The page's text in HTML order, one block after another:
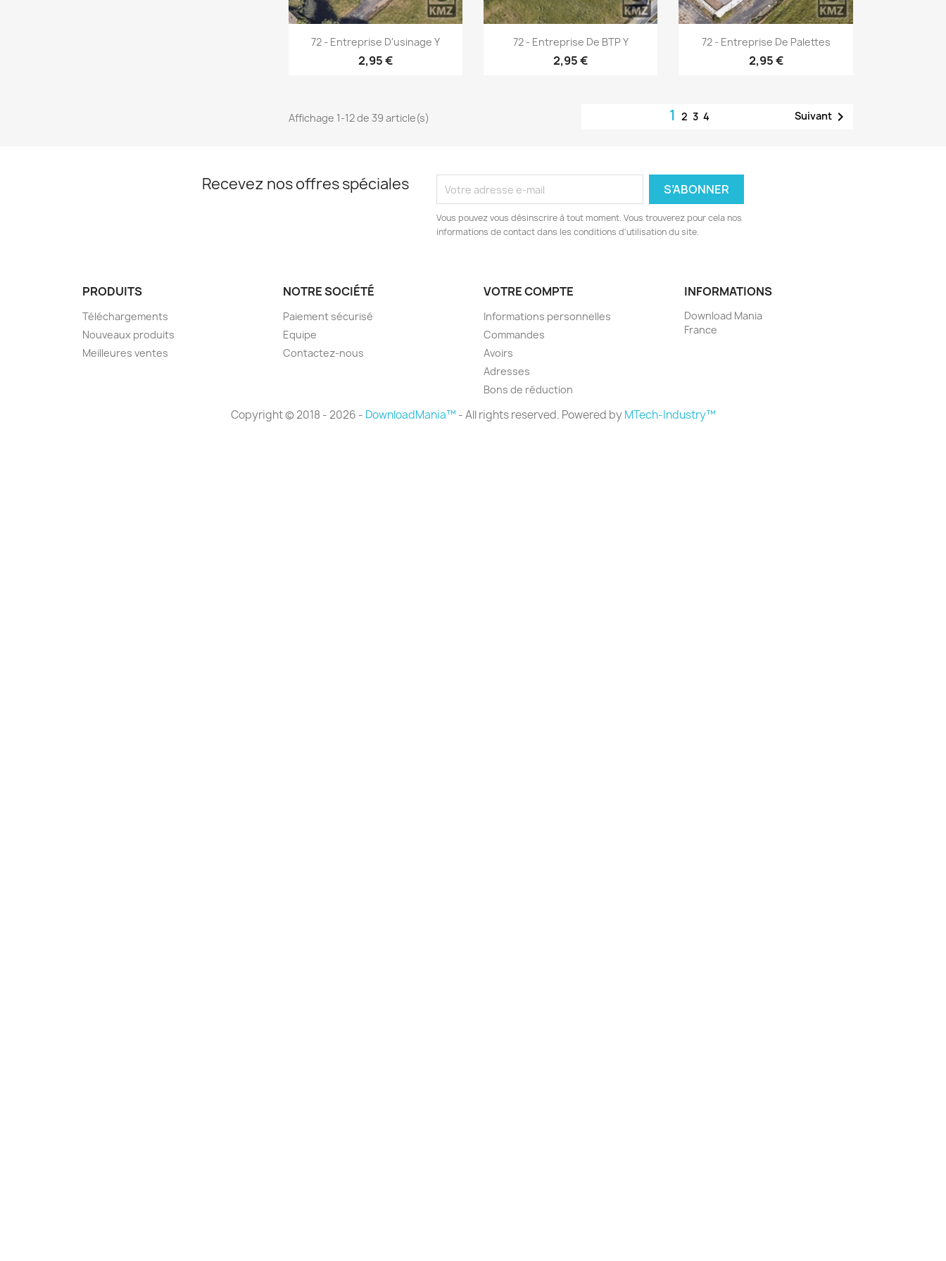
Aperçu rapide
72 - Entreprise D'usinage Y
2,95 €
Aperçu rapide
72 - Entreprise De BTP Y
2,95 €
Aperçu rapide
72 - Entreprise De Palettes
2,95 €
Affichage 1-12 de 39 article(s) 1 2 3 4 Suivant
Recevez nos offres spéciales
Vous pouvez vous désinscrire à tout moment. Vous trouverez pour cela nos
informations de contact dans les conditions d'utilisation du site.
PRODUITS
Téléchargements
Nouveaux produits
Meilleures ventes
NOTRE SOCIÉTÉ
Paiement sécurisé
Equipe
Contactez-nous
VOTRE COMPTE
Informations personnelles
Commandes
Avoirs
Adresses
Bons de réduction
INFORMATIONS
Download Mania
France
Copyright © 2018 - 2026 - DownloadMania™ - All rights reserved. Powered byMTech-Industry™